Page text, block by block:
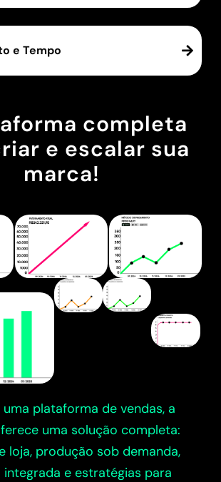
e Tempo
completa
e escalar sua
marca!
uma plataforma de vendas, a
uma solução completa:
loja, produção sob demanda,
integrada e estratégias para